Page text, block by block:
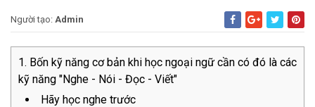
Người tạo: Admin
Bốn kỹ năng cơ bản khi học ngoại ngữ cần có đó là các
kỹ năng "Nghe - Nói - Đọc - Viết"
Hãy học nghe trước